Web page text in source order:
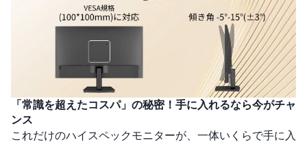
「常識を超えたコスパ」の秘密！手に入れるなら今がチャ
ンス
これだけのハイスペックモニターが、一体いくらで手に入